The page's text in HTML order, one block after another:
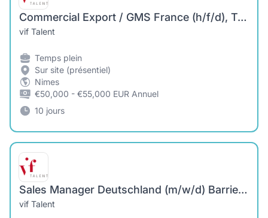
Commercial Export / GMS France (h/f/d), Trilingue FR-DE-EN
vif Talent
Temps plein
Sur site (présentiel)
Nimes
€50,000 - €55,000 EUR Annuel
10 jours
Sales Manager Deutschland (m/w/d) Barrierefreiheit & technische Lösungen
vif Talent